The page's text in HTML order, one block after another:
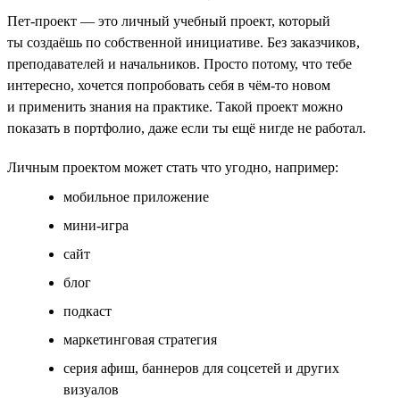
Пет-проект — это личный учебный проект, который
ты создаёшь по собственной инициативе. Без заказчиков,
преподавателей и начальников. Просто потому, что тебе
интересно, хочется попробовать себя в чём-то новом
и применить знания на практике. Такой проект можно
показать в портфолио, даже если ты ещё нигде не работал.
Личным проектом может стать что угодно, например:
мобильное приложение
мини-игра
сайт
блог
подкаст
маркетинговая стратегия
серия афиш, баннеров для соцсетей и других
визуалов